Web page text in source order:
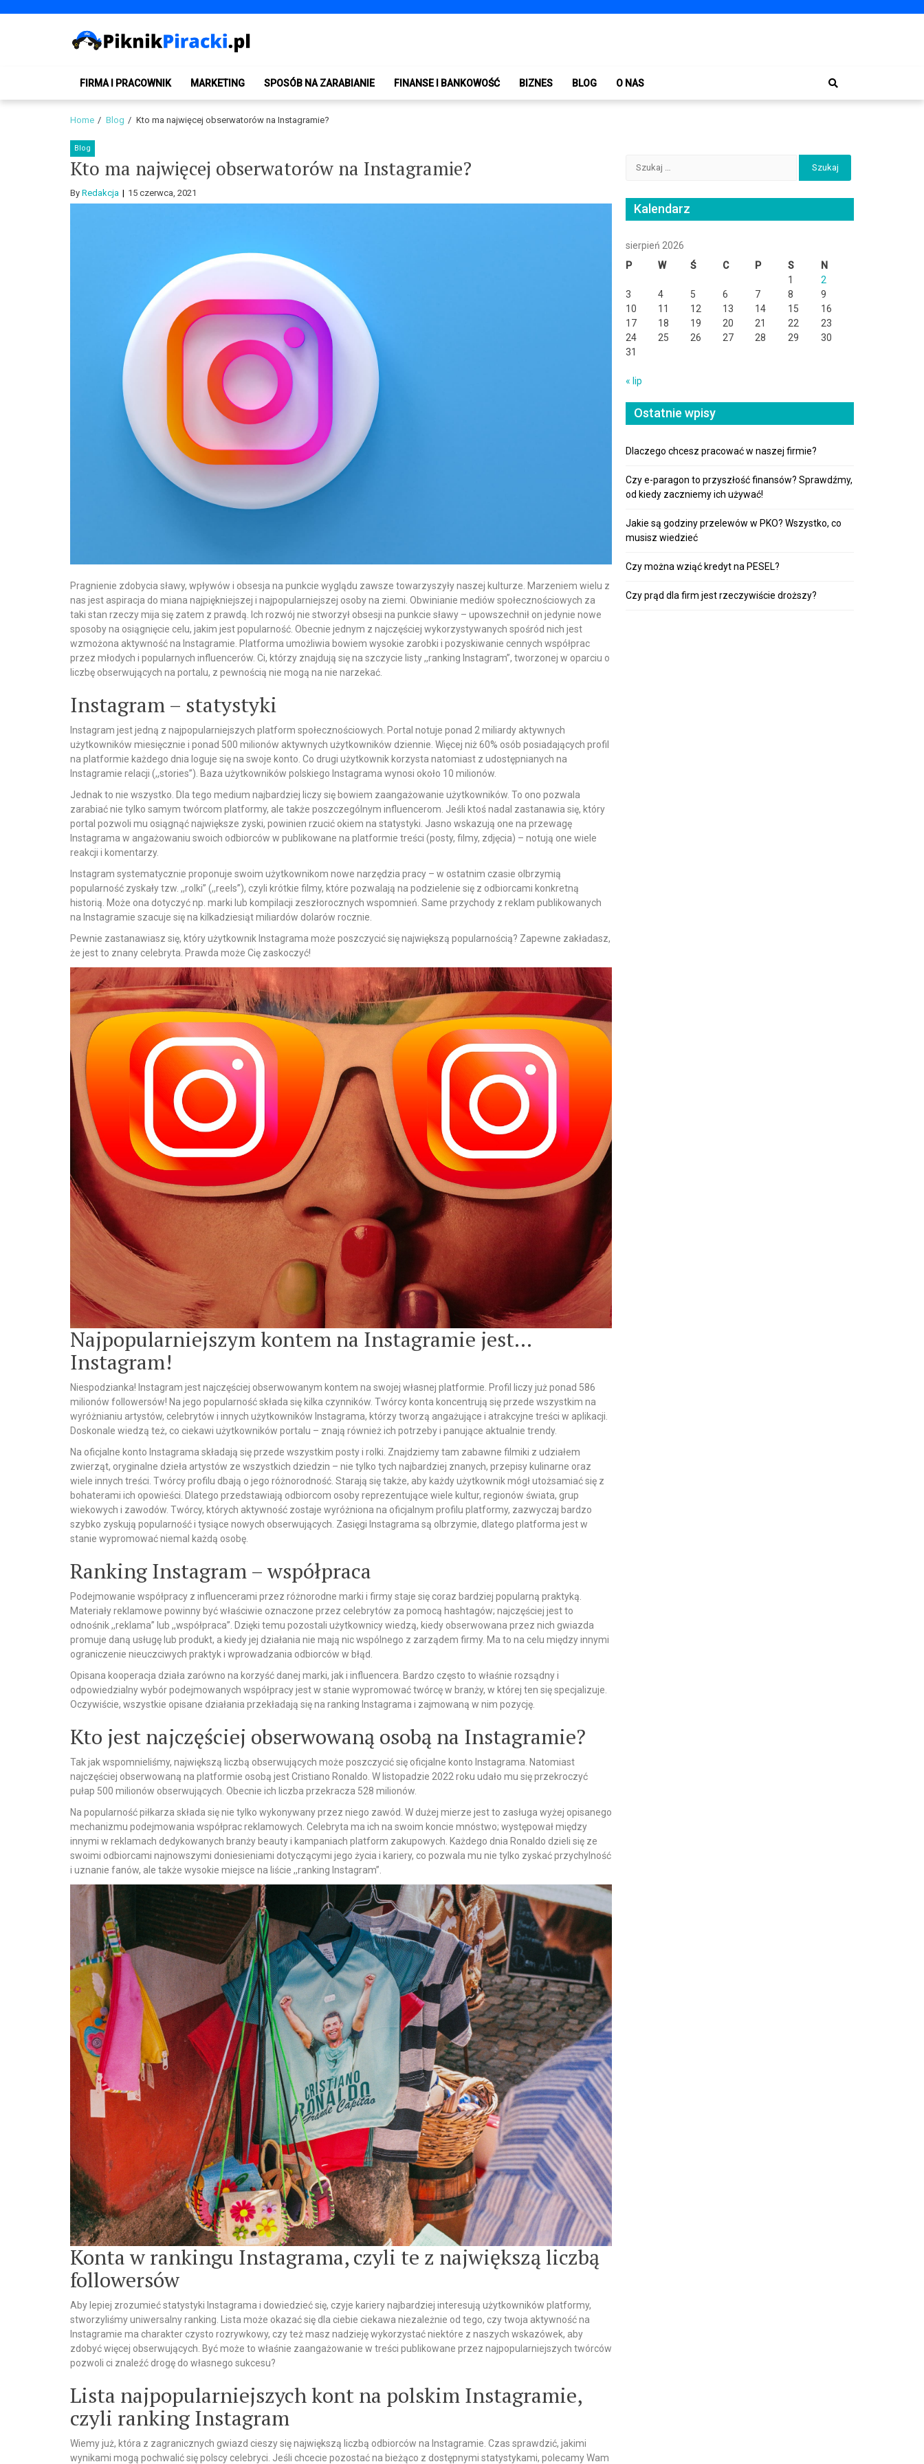
PiknikPiracki.pl
FIRMA I PRACOWNIK MARKETING SPOSÓB NA ZARABIANIE FINANSE I BANKOWOŚĆ BIZNES BLOG O NAS
Home Blog Kto ma najwięcej obserwatorów na Instagramie?
Blog
Kto ma najwięcej obserwatorów na Instagramie?
By Redakcja 15 czerwca, 2021
Pragnienie zdobycia sławy, wpływów i obsesja na punkcie wyglądu zawsze towarzyszyły naszej kulturze. Marzeniem wielu z
nas jest aspiracja do miana najpiękniejszej i najpopularniejszej osoby na ziemi. Obwinianie mediów społecznościowych za
taki stan rzeczy mija się zatem z prawdą. Ich rozwój nie stworzył obsesji na punkcie sławy – upowszechnił on jedynie nowe
sposoby na osiągnięcie celu, jakim jest popularność. Obecnie jednym z najczęściej wykorzystywanych spośród nich jest
wzmożona aktywność na Instagramie. Platforma umożliwia bowiem wysokie zarobki i pozyskiwanie cennych współprac
przez młodych i popularnych influencerów. Ci, którzy znajdują się na szczycie listy ,,ranking Instagram”, tworzonej w oparciu o
liczbę obserwujących na portalu, z pewnością nie mogą na nie narzekać.
Instagram – statystyki
Instagram jest jedną z najpopularniejszych platform społecznościowych. Portal notuje ponad 2 miliardy aktywnych
użytkowników miesięcznie i ponad 500 milionów aktywnych użytkowników dziennie. Więcej niż 60% osób posiadających profil
na platformie każdego dnia loguje się na swoje konto. Co drugi użytkownik korzysta natomiast z udostępnianych na
Instagramie relacji (,,stories”). Baza użytkowników polskiego Instagrama wynosi około 10 milionów.
Jednak to nie wszystko. Dla tego medium najbardziej liczy się bowiem zaangażowanie użytkowników. To ono pozwala
zarabiać nie tylko samym twórcom platformy, ale także poszczególnym influencerom. Jeśli ktoś nadal zastanawia się, który
portal pozwoli mu osiągnąć największe zyski, powinien rzucić okiem na statystyki. Jasno wskazują one na przewagę
Instagrama w angażowaniu swoich odbiorców w publikowane na platformie treści (posty, filmy, zdjęcia) – notują one wiele
reakcji i komentarzy.
Instagram systematycznie proponuje swoim użytkownikom nowe narzędzia pracy – w ostatnim czasie olbrzymią
popularność zyskały tzw. ,,rolki” (,,reels”), czyli krótkie filmy, które pozwalają na podzielenie się z odbiorcami konkretną
historią. Może ona dotyczyć np. marki lub kompilacji zeszłorocznych wspomnień. Same przychody z reklam publikowanych
na Instagramie szacuje się na kilkadziesiąt miliardów dolarów rocznie.
Pewnie zastanawiasz się, który użytkownik Instagrama może poszczycić się największą popularnością? Zapewne zakładasz,
że jest to znany celebryta. Prawda może Cię zaskoczyć!
Najpopularniejszym kontem na Instagramie jest…
Instagram!
Niespodzianka! Instagram jest najczęściej obserwowanym kontem na swojej własnej platformie. Profil liczy już ponad 586
milionów followersów! Na jego popularność składa się kilka czynników. Twórcy konta koncentrują się przede wszystkim na
wyróżnianiu artystów, celebrytów i innych użytkowników Instagrama, którzy tworzą angażujące i atrakcyjne treści w aplikacji.
Doskonale wiedzą też, co ciekawi użytkowników portalu – znają również ich potrzeby i panujące aktualnie trendy.
Na oficjalne konto Instagrama składają się przede wszystkim posty i rolki. Znajdziemy tam zabawne filmiki z udziałem
zwierząt, oryginalne dzieła artystów ze wszystkich dziedzin – nie tylko tych najbardziej znanych, przepisy kulinarne oraz
wiele innych treści. Twórcy profilu dbają o jego różnorodność. Starają się także, aby każdy użytkownik mógł utożsamiać się z
bohaterami ich opowieści. Dlatego przedstawiają odbiorcom osoby reprezentujące wiele kultur, regionów świata, grup
wiekowych i zawodów. Twórcy, których aktywność zostaje wyróżniona na oficjalnym profilu platformy, zazwyczaj bardzo
szybko zyskują popularność i tysiące nowych obserwujących. Zasięgi Instagrama są olbrzymie, dlatego platforma jest w
stanie wypromować niemal każdą osobę.
Ranking Instagram – współpraca
Podejmowanie współpracy z influencerami przez różnorodne marki i firmy staje się coraz bardziej popularną praktyką.
Materiały reklamowe powinny być właściwie oznaczone przez celebrytów za pomocą hashtagów; najczęściej jest to
odnośnik ,,reklama” lub ,,współpraca”. Dzięki temu pozostali użytkownicy wiedzą, kiedy obserwowana przez nich gwiazda
promuje daną usługę lub produkt, a kiedy jej działania nie mają nic wspólnego z zarządem firmy. Ma to na celu między innymi
ograniczenie nieuczciwych praktyk i wprowadzania odbiorców w błąd.
Opisana kooperacja działa zarówno na korzyść danej marki, jak i influencera. Bardzo często to właśnie rozsądny i
odpowiedzialny wybór podejmowanych współpracy jest w stanie wypromować twórcę w branży, w której ten się specjalizuje.
Oczywiście, wszystkie opisane działania przekładają się na ranking Instagrama i zajmowaną w nim pozycję.
Kto jest najczęściej obserwowaną osobą na Instagramie?
Tak jak wspomnieliśmy, największą liczbą obserwujących może poszczycić się oficjalne konto Instagrama. Natomiast
najczęściej obserwowaną na platformie osobą jest Cristiano Ronaldo. W listopadzie 2022 roku udało mu się przekroczyć
pułap 500 milionów obserwujących. Obecnie ich liczba przekracza 528 milionów.
Na popularność piłkarza składa się nie tylko wykonywany przez niego zawód. W dużej mierze jest to zasługa wyżej opisanego
mechanizmu podejmowania współprac reklamowych. Celebryta ma ich na swoim koncie mnóstwo; występował między
innymi w reklamach dedykowanych branży beauty i kampaniach platform zakupowych. Każdego dnia Ronaldo dzieli się ze
swoimi odbiorcami najnowszymi doniesieniami dotyczącymi jego życia i kariery, co pozwala mu nie tylko zyskać przychylność
i uznanie fanów, ale także wysokie miejsce na liście ,,ranking Instagram”.
Konta w rankingu Instagrama, czyli te z największą liczbą
followersów
Aby lepiej zrozumieć statystyki Instagrama i dowiedzieć się, czyje kariery najbardziej interesują użytkowników platformy,
stworzyliśmy uniwersalny ranking. Lista może okazać się dla ciebie ciekawa niezależnie od tego, czy twoja aktywność na
Instagramie ma charakter czysto rozrywkowy, czy też masz nadzieję wykorzystać niektóre z naszych wskazówek, aby
zdobyć więcej obserwujących. Być może to właśnie zaangażowanie w treści publikowane przez najpopularniejszych twórców
pozwoli ci znaleźć drogę do własnego sukcesu?
Lista najpopularniejszych kont na polskim Instagramie,
czyli ranking Instagram
Wiemy już, która z zagranicznych gwiazd cieszy się największą liczbą odbiorców na Instagramie. Czas sprawdzić, jakimi
wynikami mogą pochwalić się polscy celebryci. Jeśli chcecie pozostać na bieżąco z dostępnymi statystykami, polecamy Wam
Kalendarz
sierpień 2026
P
W Ś C P S
N
1
2
3
4 5 6 7 8
9
10
11 12 13 14 15
16
17
18 19 20 21 22
23
24
25 26 27 28 29
30
31
« lip
Ostatnie wpisy
Dlaczego chcesz pracować w naszej firmie?
Czy e-paragon to przyszłość finansów? Sprawdźmy,
od kiedy zaczniemy ich używać!
Jakie są godziny przelewów w PKO? Wszystko, co
musisz wiedzieć
Czy można wziąć kredyt na PESEL?
Czy prąd dla firm jest rzeczywiście droższy?